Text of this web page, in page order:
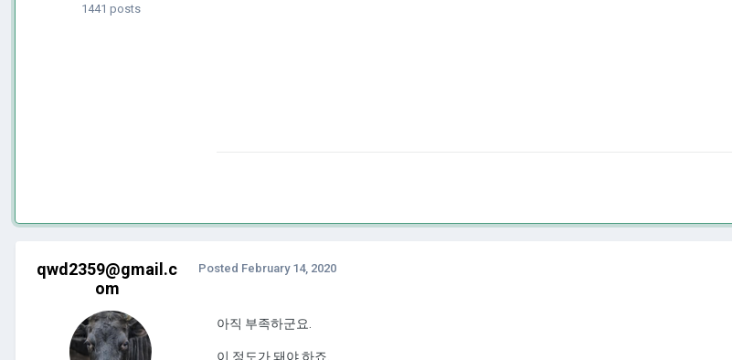
1441 posts
qwd2359@gmail.c
om
Posted February 14, 2020
아직 부족하군요.
이 정도가 돼야 하죠.